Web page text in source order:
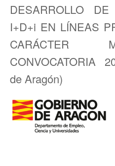
DESARROLLO
I+D+i EN LÍNEAS
CARÁCTER
CONVOCATORIA
de Aragón)